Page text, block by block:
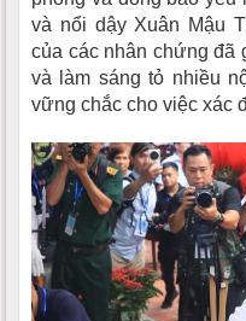
và nổi dậy Xuân Mậu
của các nhân chứng đã
và làm sáng tỏ nhiều
vững chắc cho việc xác